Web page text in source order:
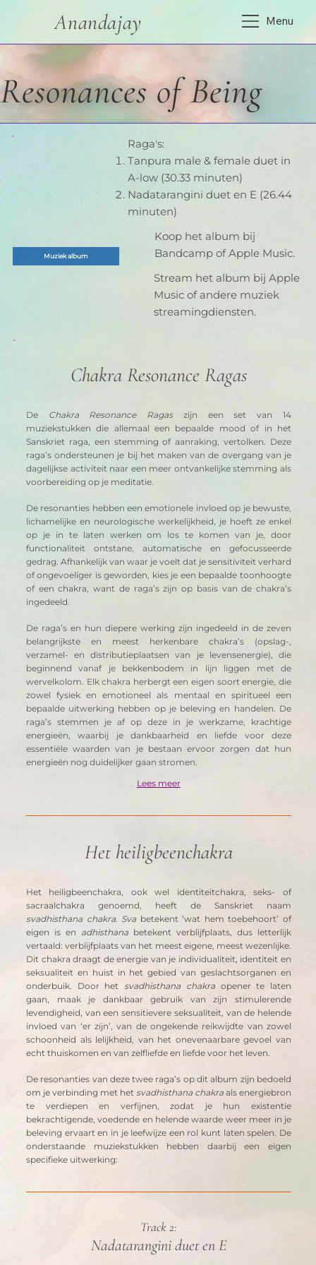
Anandajay Menu
Resonances of Being
Raga's:
Tanpura male & female duet in
A-low (30.33 minuten)
Nadatarangini duet en E (26.44
minuten)
Koop het album bij
Bandcamp of Apple Music.
Stream het album bij Apple
Music of andere muziek
streamingdiensten.
Muziek album
Chakra Resonance Ragas
De Chakra Resonance Ragas zijn een set van 14
muziekstukken die allemaal een bepaalde mood of in het
Sanskriet raga, een stemming of aanraking, vertolken. Deze
raga’s ondersteunen je bij het maken van de overgang van je
dagelijkse activiteit naar een meer ontvankelijke stemming als
voorbereiding op je meditatie.
De resonanties hebben een emotionele invloed op je bewuste,
lichamelijke en neurologische werkelijkheid, je hoeft ze enkel
op je in te laten werken om los te komen van je, door
functionaliteit ontstane, automatische en gefocusseerde
gedrag. Afhankelijk van waar je voelt dat je sensitiviteit verhard
of ongevoeliger is geworden, kies je een bepaalde toonhoogte
of een chakra, want de raga’s zijn op basis van de chakra’s
ingedeeld.
De raga’s en hun diepere werking zijn ingedeeld in de zeven
belangrijkste en meest herkenbare chakra’s (opslag-,
verzamel- en distributieplaatsen van je levensenergie), die
beginnend vanaf je bekkenbodem in lijn liggen met de
wervelkolom. Elk chakra herbergt een eigen soort energie, die
zowel fysiek en emotioneel als mentaal en spiritueel een
bepaalde uitwerking hebben op je beleving en handelen. De
raga’s stemmen je af op deze in je werkzame, krachtige
energieën, waarbij je dankbaarheid en liefde voor deze
essentiële waarden van je bestaan ervoor zorgen dat hun
energieën nog duidelijker gaan stromen.
Lees meer
Het heiligbeenchakra
Het heiligbeenchakra, ook wel identiteitchakra, seks- of
svadhisthana chakra. Sva betekent ‘wat hem toebehoort’ of
eigen is en adhisthana betekent verblijfplaats, dus letterlijk
vertaald: verblijfplaats van het meest eigene, meest wezenlijke.
Dit chakra draagt de energie van je individualiteit, identiteit en
seksualiteit en huist in het gebied van geslachtsorganen en
onderbuik. Door het svadhisthana chakra opener te laten
gaan, maak je dankbaar gebruik van zijn stimulerende
levendigheid, van een sensitievere seksualiteit, van de helende
invloed van ‘er zijn’, van de ongekende reikwijdte van zowel
schoonheid als lelijkheid, van het onevenaarbare gevoel van
echt thuiskomen en van zelfliefde en liefde voor het leven.
De resonanties van deze twee raga’s op dit album zijn bedoeld
om je verbinding met het svadhisthana chakra als energiebron
te verdiepen en verfijnen, zodat je hun existentie
bekrachtigende, voedende en helende waarde weer meer in je
beleving ervaart en in je leefwijze een rol kunt laten spelen. De
onderstaande muziekstukken hebben daarbij een eigen
specifieke uitwerking:
Track 2:
Nadatarangini duet en E